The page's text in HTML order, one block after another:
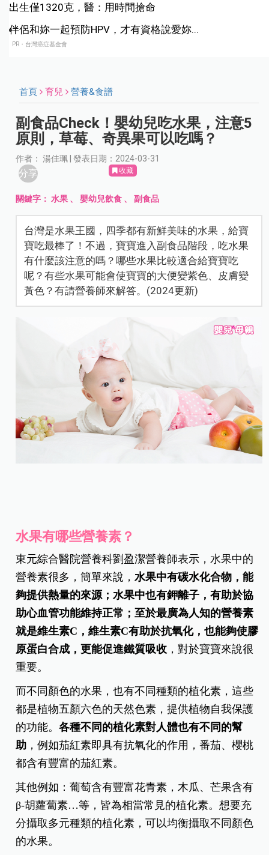
出生僅1320克，醫：用時間搶命
伴侶和妳一起預防HPV，才有資格說愛妳...
PR・台灣癌症基金會
首頁 育兒 營養&食譜
副食品Check！嬰幼兒吃水果，注意5
原則，草莓、奇異果可以吃嗎？
作者： 湯佳珮 | 發表日期：2024-03-31
分享 收藏
關鍵字：水果 、嬰幼兒飲食 、副食品
台灣是水果王國，四季都有新鮮美味的水果，給寶
寶吃最棒了！不過，寶寶進入副食品階段，吃水果
有什麼該注意的嗎？哪些水果比較適合給寶寶吃
呢？有些水果可能會使寶寶的大便變紫色、皮膚變
黃色？有請營養師來解答。(2024更新)
水果有哪些營養素？
東元綜合醫院營養科劉盈潔營養師表示，水果中的
營養素很多，簡單來說，水果中有碳水化合物，能
夠提供熱量的來源；水果中也有鉀離子，有助於協
助心血管功能維持正常；至於最廣為人知的營養素
就是維生素C，維生素C有助於抗氧化，也能夠使膠
原蛋白合成，更能促進鐵質吸收 ，對於寶寶來說很
重要。
而不同顏色的水果，也有不同種類的植化素，這些
都是植物五顏六色的天然色素，提供植物自我保護
的功能。各種不同的植化素對人體也有不同的幫
助 ，例如茄紅素即具有抗氧化的作用，番茄、櫻桃
都含有豐富的茄紅素。
其他例如：葡萄含有豐富花青素，木瓜、芒果含有
β-胡蘿蔔素…等，皆為相當常見的植化素。想要充
分攝取多元種類的植化素，可以均衡攝取不同顏色
的水果。